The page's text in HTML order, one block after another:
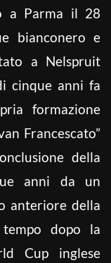
a Parma il 28
bianconero e
a Nelspruit
cinque anni fa
formazione
Francescato”
della
anni da un
anteriore della
dopo la
Cup inglese